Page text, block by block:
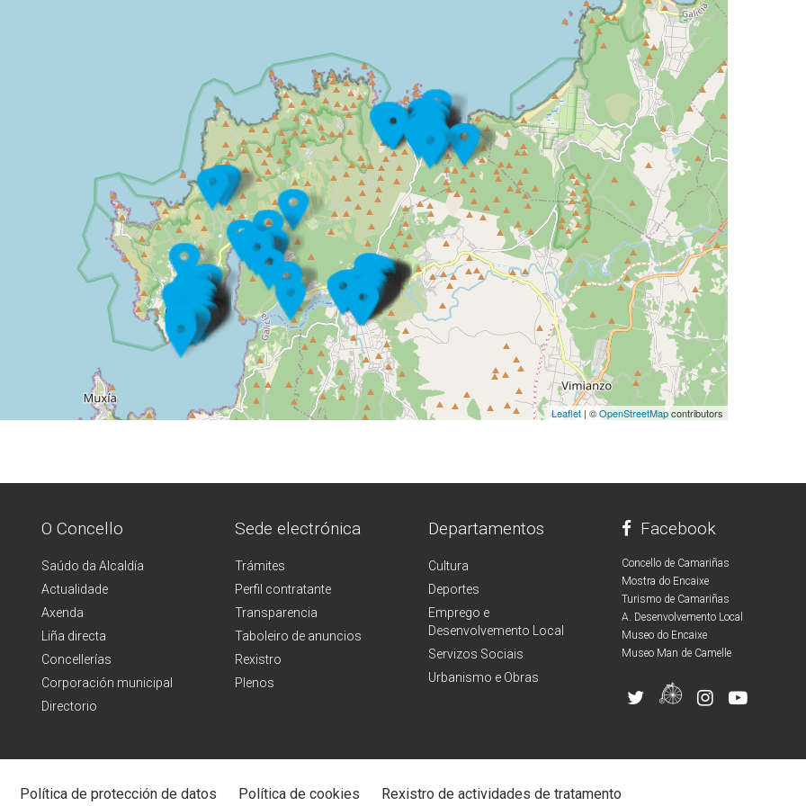
Leaflet | ©OpenStreetMapcontributors
O Concello
Saúdo da Alcaldía
Actualidade
Axenda
Liña directa
Concellerías
Corporación municipal
Directorio
Sede electrónica
Trámites
Perfil contratante
Transparencia
Taboleiro de anuncios
Rexistro
Plenos
Departamentos
Cultura
Deportes
Emprego e
Desenvolvemento Local
Servizos Sociais
Urbanismo e Obras
Facebook
Concello de Camariñas
Mostra do Encaixe
Turismo de Camariñas
A. Desenvolvemento Local
Museo do Encaixe
Museo Man de Camelle
Política de protección de datos Política de cookies Rexistro de actividades de tratamento